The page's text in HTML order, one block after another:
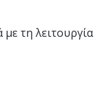
με τη